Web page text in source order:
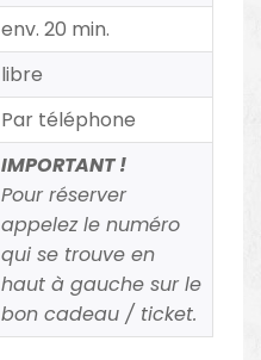
env. 20 min.
libre
Par téléphone
IMPORTANT !
Pour réserver
appelez le numéro
qui se trouve en
haut à gauche sur le
bon cadeau / ticket.